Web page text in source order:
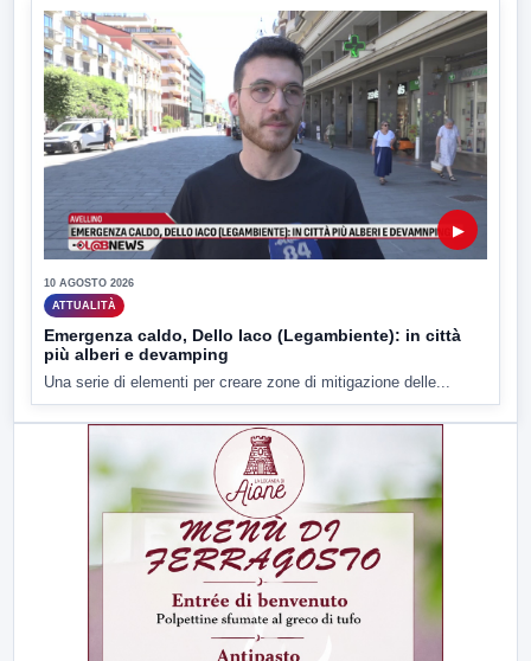
▶
10 AGOSTO 2026
ATTUALITÀ
Emergenza caldo, Dello Iaco (Legambiente): in città
più alberi e devamping
Una serie di elementi per creare zone di mitigazione delle...